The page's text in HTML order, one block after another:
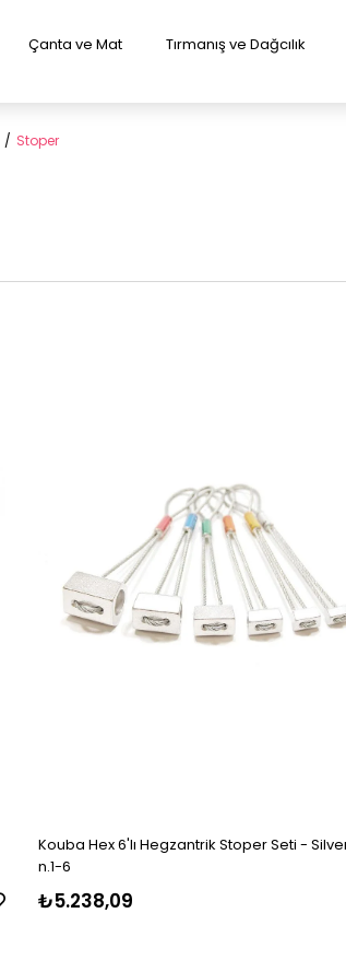
Çanta ve Mat Tırmanış ve Dağcılık
Stoper
Kouba Hex 6'lı Hegzantrik Stoper Seti -
n.1-6
₺5.238,09